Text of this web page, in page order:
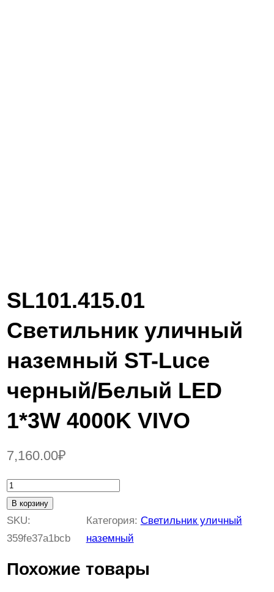
SL101.415.01
Светильник уличный
наземный ST-Luce
черный/Белый LED
1*3W 4000K VIVO
7,160.00₽
К
о
л
и
е
В корзину
SKU:
359fe37a1bcb
Категория: Светильник уличный
наземный
Похожие товары